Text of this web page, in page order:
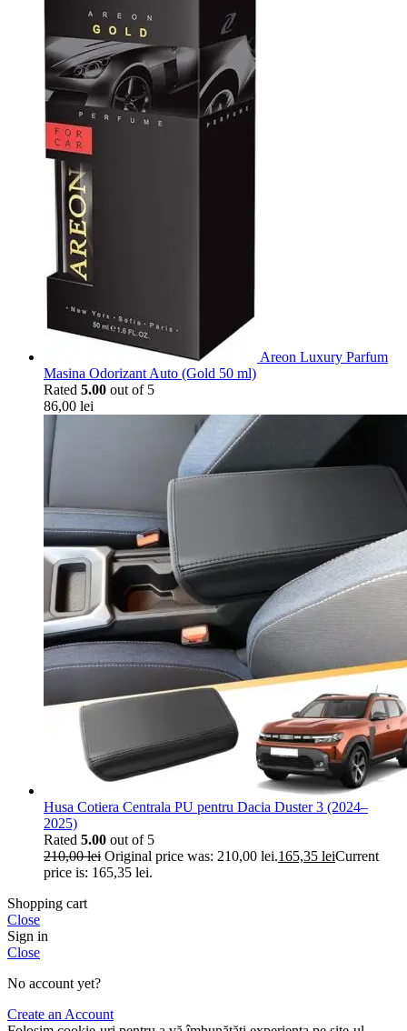
Areon Luxury Parfum
Masina Odorizant Auto (Gold 50 ml)
Rated 5.00 out of 5
86,00 lei
Husa Cotiera Centrala PU pentru Dacia Duster 3 (2024–
2025)
Rated 5.00 out of 5
210,00lei Original price was: 210,00 lei.165,35 leiCurrent
price is: 165,35 lei.
Shopping cart
Close
Sign in
Close
No account yet?
Create an Account